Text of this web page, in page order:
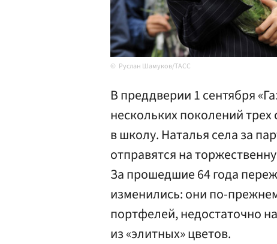
Руслан Шамуков/ТАСС
В преддверии 1 сентября
нескольких поколений
в школу. Наталья села за
отправятся на
За прошедшие 64 года
изменились: они по-
портфелей, недостаточно
из «элитных» цветов.